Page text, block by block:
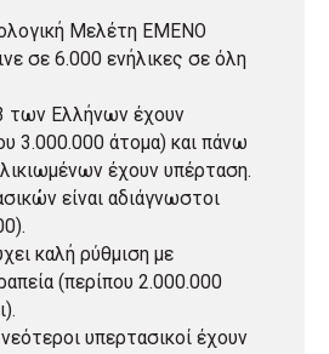
Μελέτη ΕΜΕΝΟ
σε 6.000 ενήλικες σε όλη
των Ελλήνων έχουν
3.000.000 άτομα) και πάνω
έχουν υπέρταση.
είναι αδιάγνωστοι
καλή ρύθμιση με
(περίπου 2.000.000
υπερτασικοί έχουν